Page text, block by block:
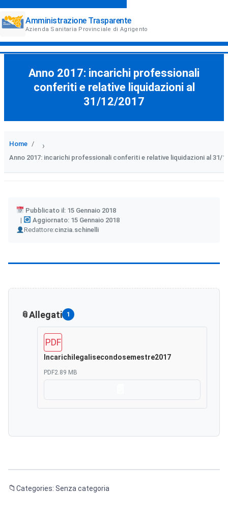
Amministrazione Trasparente
Azienda Sanitaria Provinciale di Agrigento
Anno 2017: incarichi professionali
conferiti e relative liquidazioni al
31/12/2017
Home ›
Anno 2017: incarichi professionali conferiti e relative liquidazioni al 31/
Pubblicato il: 15 Gennaio 2018
Aggiornato: 15 Gennaio 2018
Redattore:
Author cinzia.schinelli
Allegati 1
PDF
Incarichilegalisecondosemestre2017
PDF2.89 MB
Categories: Senza categoria